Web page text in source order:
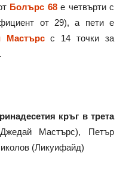
Болърс 68е четвърти с
от 29), а пети е
Мастърсс 14 точки за
кръг в трета
Мастърс), Петър
(Ликуифайд)